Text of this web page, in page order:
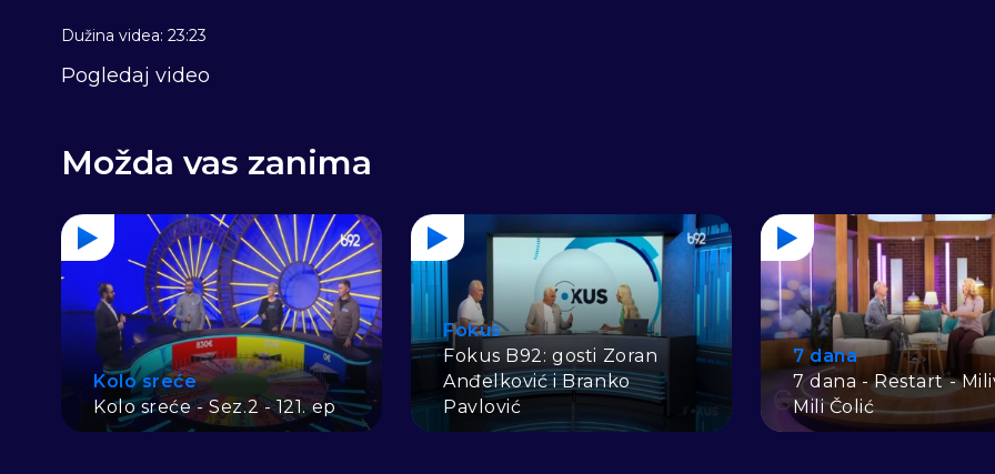
Dužina videa: 23:23
Pogledaj video
Možda vas zanima
Kolo sreće
Kolo sreće - Sez.2 - 121. ep
Fokus
Fokus B92: gosti Zoran
Anđelković i Branko
Pavlović
7 dana
7 dana - Restart -
Mili Čolić